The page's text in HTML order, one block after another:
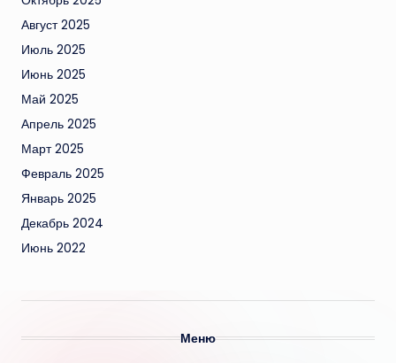
Август 2025
Июль 2025
Июнь 2025
Май 2025
Апрель 2025
Март 2025
Февраль 2025
Январь 2025
Декабрь 2024
Июнь 2022
Меню